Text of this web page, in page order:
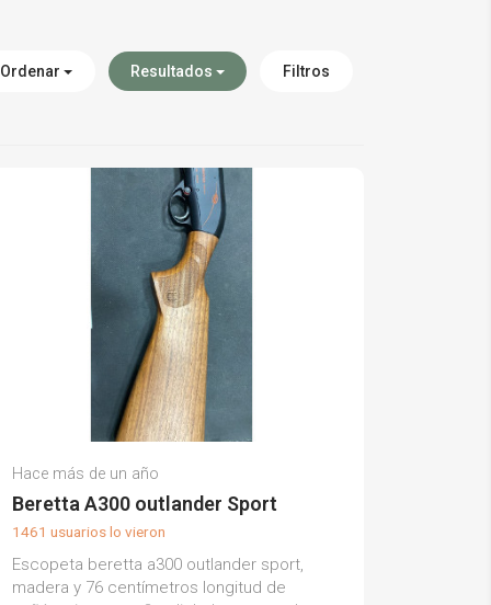
Ordenar Resultados Filtros
José Miguel T.
Hace más de un año
Beretta A300 outlander Sport
1461 usuarios lo vieron
Escopeta beretta a300 outlander sport,
madera y 76 centímetros longitud de